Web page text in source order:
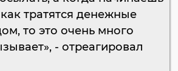
тратятся денежные
то это очень много
- отреагировал